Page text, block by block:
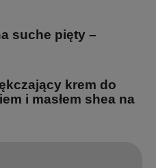
suche pięty –
krem do
i masłem shea na